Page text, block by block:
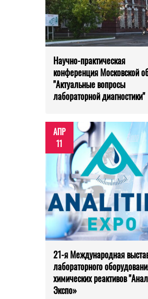
Научно-практическая
конференция Московской
"Актуальные вопросы
лабораторной диагностики"
АПР
11
21-я Международная
лабораторного
химических реактивов
Экспо»